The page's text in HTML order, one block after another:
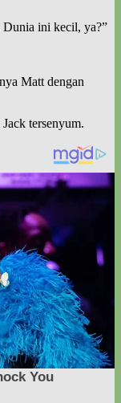
ini kecil, ya?”
Matt dengan
tersenyum.